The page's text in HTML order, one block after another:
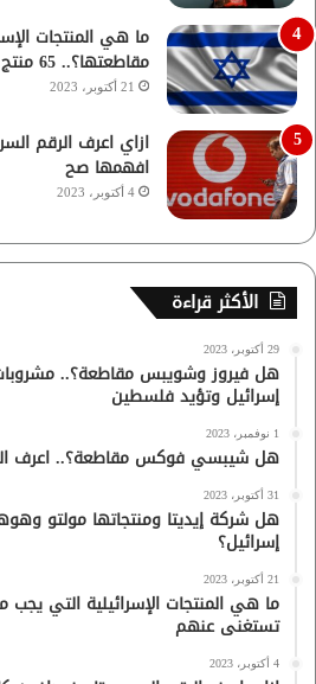
ما هي المنتجات
مقاطعتها؟.. 65 منتج تقدر تستغنى عنهم
21 أكتوبر، 2023
ازاي اعرف الرقم
افهمها صح
4 أكتوبر، 2023
الأكثر قراءة
29 أكتوبر، 2023
هل فيروز وشويبس مقاطعة؟..
إسرائيل وتؤيد فلسطين
1 نوفمبر، 2023
هل شيبسي فوكس مقاطعة؟.. اعرف
31 أكتوبر، 2023
هل شركة إيديتا ومنتجاتها مولتو
إسرائيل؟
21 أكتوبر، 2023
تستغنى عنهم
4 أكتوبر، 2023